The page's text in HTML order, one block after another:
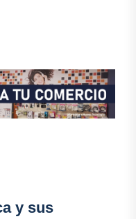
y sus